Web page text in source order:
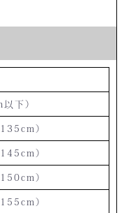
下）
）
）
）
）